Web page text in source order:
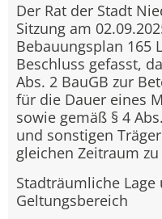
Der Rat der Stadt
Sitzung am
Bebauungsplan 165
Beschluss gefasst,
Abs. 2 BauGB zur
für die Dauer eines
sowie gemäß § 4
und sonstigen
gleichen Zeitraum
Stadträumliche
Geltungsbereich